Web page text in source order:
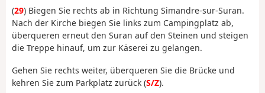
(29) Biegen Sie rechts ab in Richtung Simandre-sur-Suran.
Nach der Kirche biegen Sie links zum Campingplatz ab,
überqueren erneut den Suran auf den Steinen und steigen
die Treppe hinauf, um zur Käserei zu gelangen.
Gehen Sie rechts weiter, überqueren Sie die Brücke und
kehren Sie zum Parkplatz zurück (S/Z).